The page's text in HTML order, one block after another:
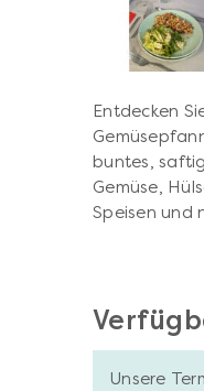
Entdecken
buntes,
Gemüse,
Speisen und
Unsere